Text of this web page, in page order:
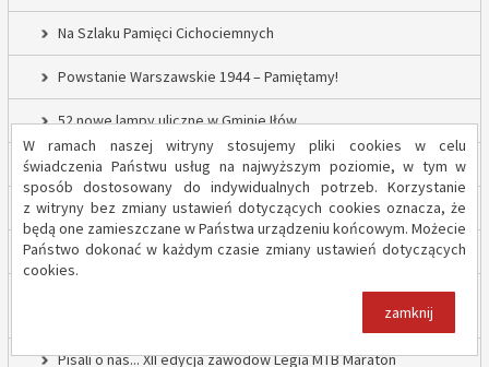
W ramach naszej witryny stosujemy pliki cookies w celu
świadczenia Państwu usług na najwyższym poziomie, w tym w
sposób dostosowany do indywidualnych potrzeb. Korzystanie
z witryny bez zmiany ustawień dotyczących cookies oznacza, że
będą one zamieszczane w Państwa urządzeniu końcowym. Możecie
Państwo dokonać w każdym czasie zmiany ustawień dotyczących
cookies.
zamknij
Na Szlaku Pamięci Cichociemnych
Powstanie Warszawskie 1944 – Pamiętamy!
52 nowe lampy uliczne w Gminie Iłów
Inwestycja drogowa w Sadowie – prace rozpoczęte
Trwają inwestycje w Gminie Iłów
„Modernizacja Oczyszczalni Ścieków w Iłowie – etap II”
Strażacy z OSP Iłów walczą o pieniądze od Harnasia. Zachęcamy
Pisali o nas... XII edycja zawodów Legia MTB Maraton